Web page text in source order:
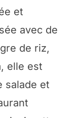
et
avec de
de riz,
elle est
salade et